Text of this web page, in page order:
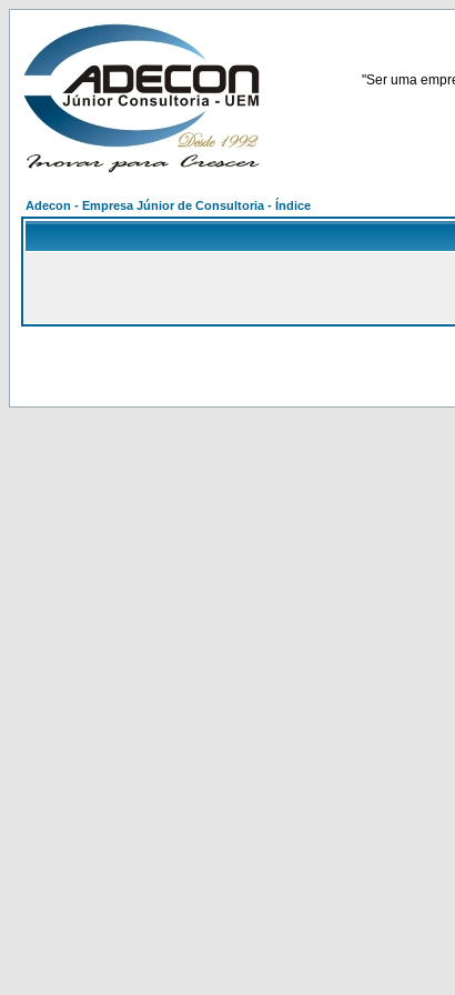
"Ser uma
Adecon - Empresa Júnior de Consultoria - Índice